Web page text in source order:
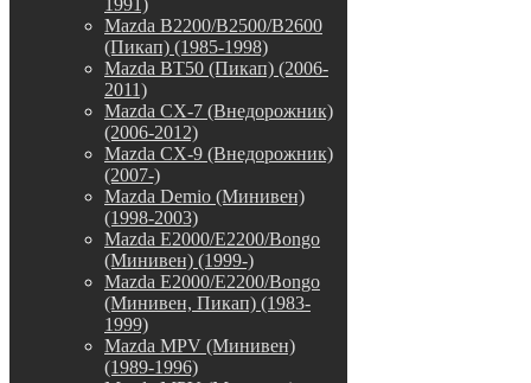
Mazda B2200/B2500/B2600
(Пикап) (1985-1998)
Mazda BT50 (Пикап) (2006-
2011)
Mazda CX-7 (Внедорожник)
(2006-2012)
Mazda CX-9 (Внедорожник)
(2007-)
Mazda Demio (Минивен)
(1998-2003)
Mazda E2000/E2200/Bongo
(Минивен) (1999-)
Mazda E2000/E2200/Bongo
(Минивен, Пикап) (1983-
1999)
Mazda MPV (Минивен)
(1989-1996)